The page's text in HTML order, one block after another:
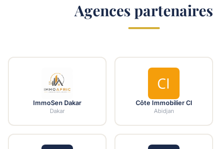
Agences partenaires
ImmoSen Dakar
Dakar
Côte Immobilier CI
Abidjan